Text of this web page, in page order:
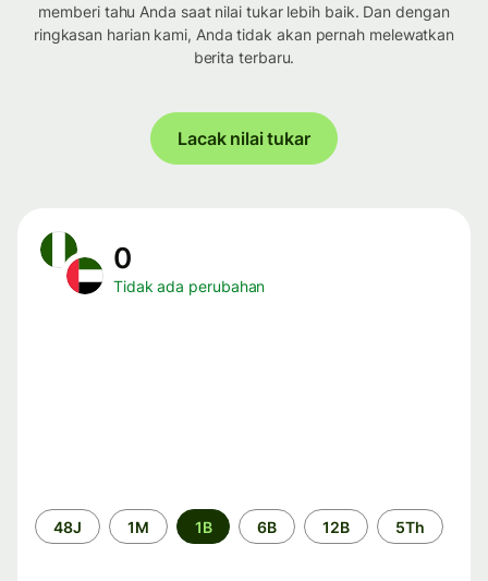
memberi tahu Anda saat nilai tukar lebih baik. Dan dengan
ringkasan harian kami, Anda tidak akan pernah melewatkan
berita terbaru.
Lacak nilai tukar
0
Tidak ada perubahan
Periode
waktu
48J 1M 1B 6B 12B 5Th